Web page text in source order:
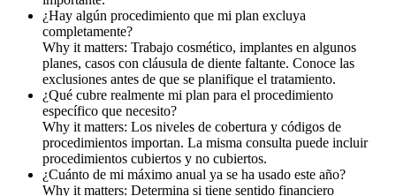
¿Hay algún procedimiento que mi plan excluya
completamente?
Why it matters: Trabajo cosmético, implantes en algunos
planes, casos con cláusula de diente faltante. Conoce las
exclusiones antes de que se planifique el tratamiento.
¿Qué cubre realmente mi plan para el procedimiento
específico que necesito?
Why it matters: Los niveles de cobertura y códigos de
procedimientos importan. La misma consulta puede incluir
procedimientos cubiertos y no cubiertos.
¿Cuánto de mi máximo anual ya se ha usado este año?
Why it matters: Determina si tiene sentido financiero